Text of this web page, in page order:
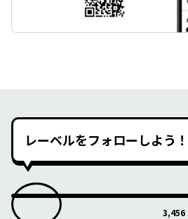
レーベルをフォローしよう！
3,456